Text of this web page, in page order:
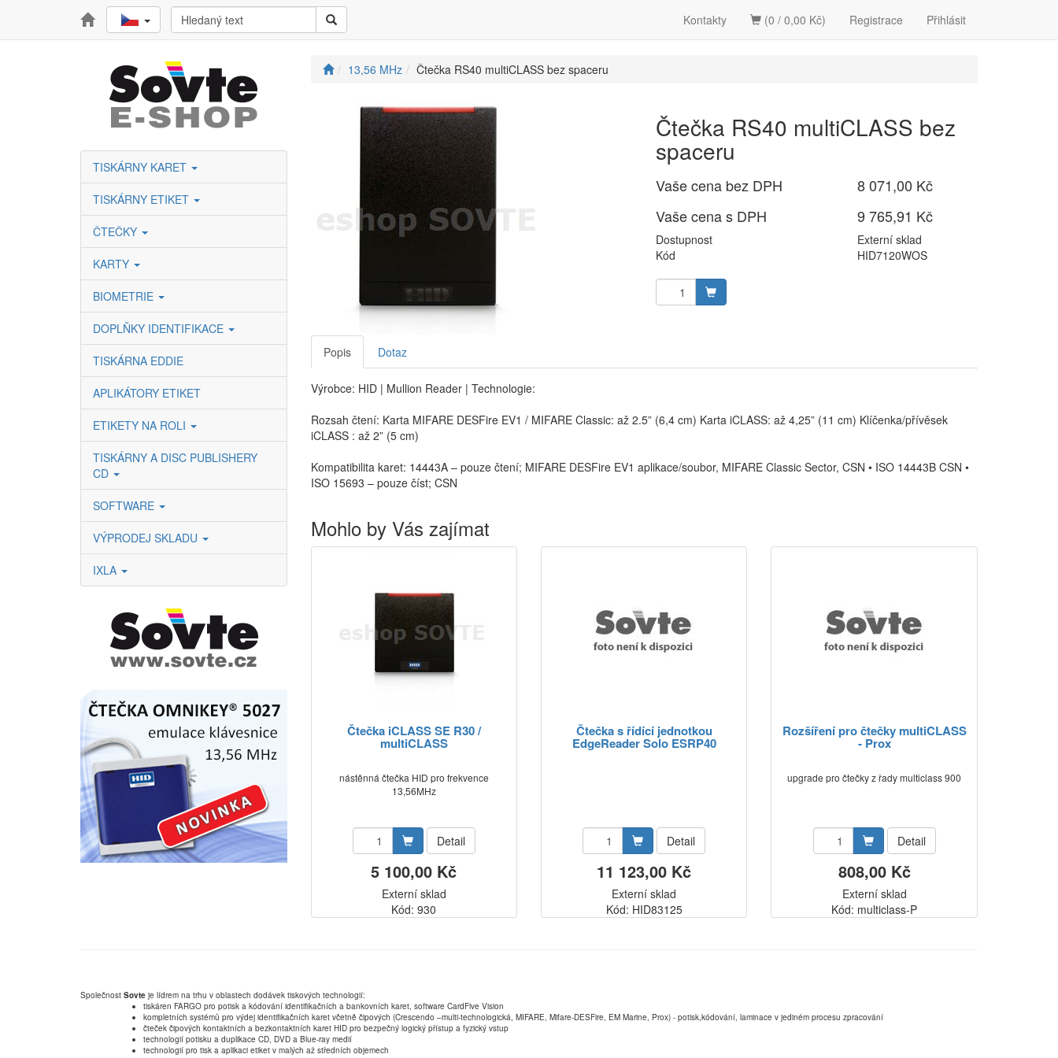
Registrace Přihlásit
Kontakty (0 / 0,00 Kč)
TISKÁRNY KARET
TISKÁRNY ETIKET
ČTEČKY
KARTY
BIOMETRIE
DOPLŇKY IDENTIFIKACE
TISKÁRNA EDDIE
APLIKÁTORY ETIKET
ETIKETY NA ROLI
TISKÁRNY A DISC PUBLISHERY
CD
SOFTWARE
VÝPRODEJ SKLADU
IXLA
13,56 MHz Čtečka RS40 multiCLASS bez spaceru
Čtečka RS40 multiCLASS bez
spaceru
Vaše cena bez DPH
8 071,00 Kč
Vaše cena s DPH
9 765,91 Kč
Dostupnost
Externí sklad
Kód
HID7120WOS
Popis Dotaz
Výrobce: HID | Mullion Reader | Technologie:
Rozsah čtení: Karta MIFARE DESFire EV1 / MIFARE Classic: až 2.5” (6,4 cm) Karta iCLASS: až 4,25” (11 cm) Klíčenka/přívěsek
iCLASS : až 2” (5 cm)
Kompatibilita karet: 14443A – pouze čtení; MIFARE DESFire EV1 aplikace/soubor, MIFARE Classic Sector, CSN • ISO 14443B CSN •
ISO 15693 – pouze číst; CSN
Mohlo by Vás zajímat
Čtečka iCLASS SE R30 /
multiCLASS
nástěnná čtečka HID pro frekvence
13,56MHz
Detail
5 100,00 Kč
Externí sklad
Kód: 930
Čtečka s řídící jednotkou
EdgeReader Solo ESRP40
Detail
11 123,00 Kč
Externí sklad
Kód: HID83125
Rozšíření pro čtečky multiCLASS
- Prox
upgrade pro čtečky z řady multiclass 900
Detail
808,00 Kč
Externí sklad
Kód: multiclass-P
Společnost Sovte je lídrem na trhu v oblastech dodávek tiskových technologií:
tiskáren FARGO pro potisk a kódování identifikačních a bankovních karet, software CardFive Vision
kompletních systémů pro výdej identifikačních karet včetně čipových (Crescendo –multi-technologická, MIFARE, Mifare-DESFire, EM Marine, Prox) - potisk,kódování, laminace v jediném procesu zpracování
čteček čipových kontaktních a bezkontaktních karet HID pro bezpečný logický přístup a fyzický vstup
technologií potisku a duplikace CD, DVD a Blue-ray medií
technologií pro tisk a aplikaci etiket v malých až středních objemech